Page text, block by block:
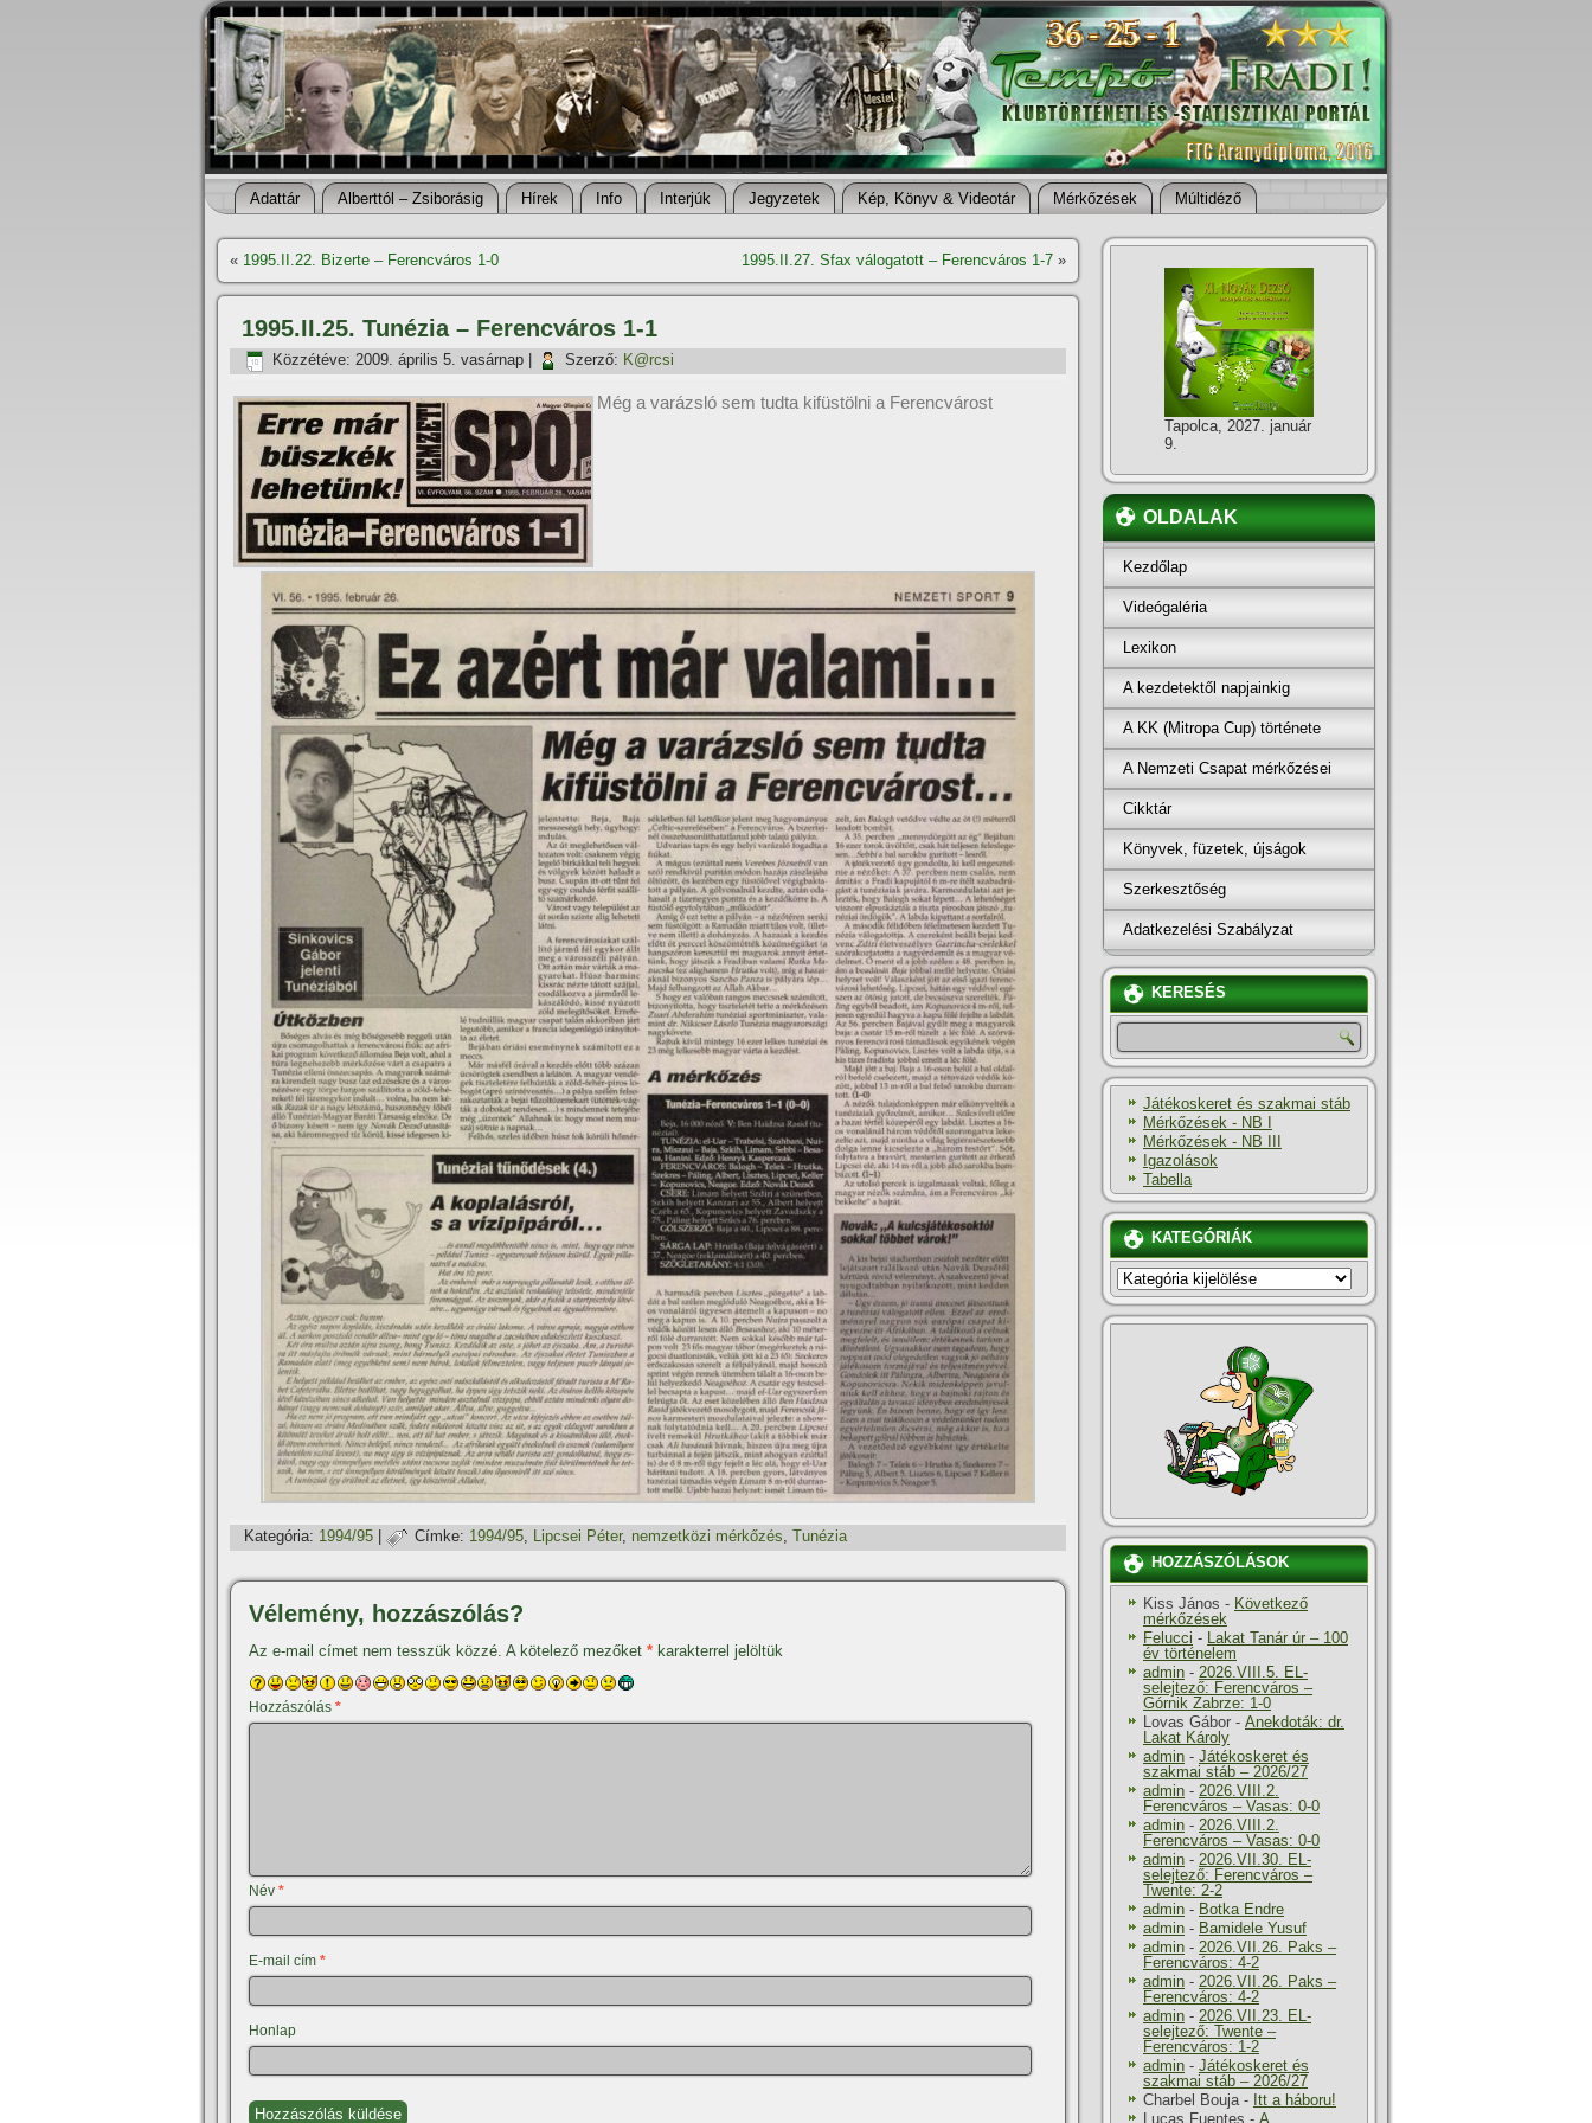
Adattár Alberttól – Zsiborásig Hí­rek Info Interjúk Jegyzetek Kép, Könyv & Videotár Mérkőzések Múltidéző
« 1995.II.22. Bizerte – Ferencváros 1-0 1995.II.27. Sfax válogatott – Ferencváros 1-7 »
1995.II.25. Tunézia – Ferencváros 1-1
Közzétéve: 2009. április 5. vasárnap Szerző: K@rcsi
Még a varázsló sem tudta kifüstölni a Ferencvárost
Kategória: 1994/95 Címke: 1994/95, Lipcsei Péter, nemzetközi mérkőzés, Tunézia
Vélemény, hozzászólás?
Az e-mail címet nem tesszük közzé. A kötelező mezőket * karakterrel jelöltük
Hozzászólás *
Név *
E-mail cím *
Honlap
Tapolca, 2027. január
9.
OLDALAK
Kezdőlap
Videógaléria
Lexikon
A kezdetektől napjainkig
A KK (Mitropa Cup) története
A Nemzeti Csapat mérkőzései
Cikktár
Könyvek, füzetek, újságok
Szerkesztőség
Adatkezelési Szabályzat
KERESÉS
Játékoskeret és szakmai stáb
Mérkőzések - NB I
Mérkőzések - NB III
Igazolások
Tabella
KATEGÓRIÁK
KATEGÓRIÁK
HOZZÁSZÓLÁSOK
Kiss János - Következő
mérkőzések
Felucci - Lakat Tanár úr – 100
év történelem
admin - 2026.VIII.5. EL-
selejtező: Ferencváros –
Górnik Zabrze: 1-0
Lovas Gábor - Anekdoták: dr.
Lakat Károly
admin - Játékoskeret és
szakmai stáb – 2026/27
admin - 2026.VIII.2.
Ferencváros – Vasas: 0-0
admin - 2026.VIII.2.
Ferencváros – Vasas: 0-0
admin - 2026.VII.30. EL-
selejtező: Ferencváros –
Twente: 2-2
admin - Botka Endre
admin - Bamidele Yusuf
admin - 2026.VII.26. Paks –
Ferencváros: 4-2
admin - 2026.VII.26. Paks –
Ferencváros: 4-2
admin - 2026.VII.23. EL-
selejtező: Twente –
Ferencváros: 1-2
admin - Játékoskeret és
szakmai stáb – 2026/27
Charbel Bouja- Itt a háboru!
Lucas Fuentes - A